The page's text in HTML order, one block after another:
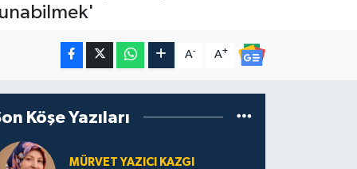
A- A+
Köşe Yazıları
MÜRVET YAZICI KAZGI